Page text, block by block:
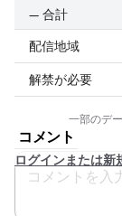
— 合計
配信地域
解禁が必要
一部のデ
コメント
ログインまたは新